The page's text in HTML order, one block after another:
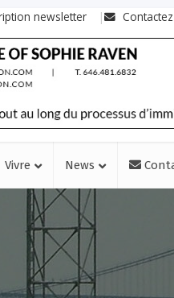
newsletter
Vivre News